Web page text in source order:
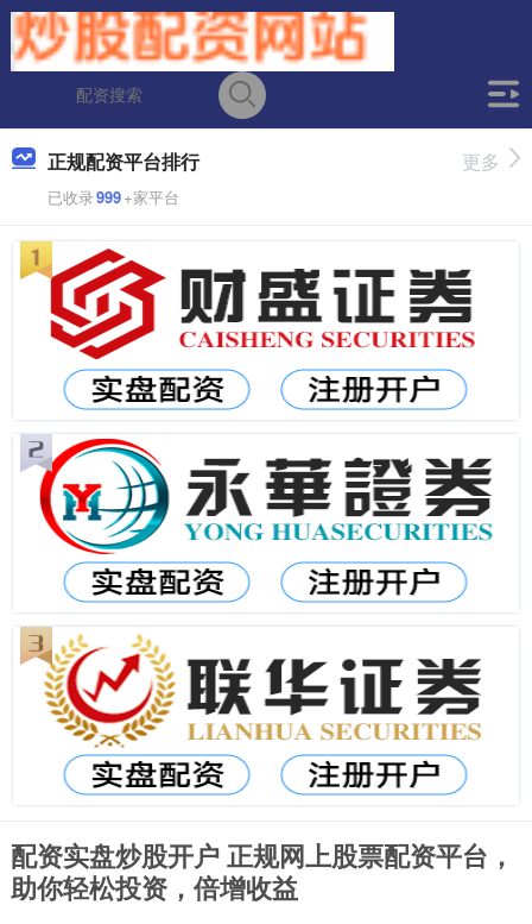
正规配资平台排行
已收录999+家平台
更多
配资实盘炒股开户 正规网上股票配资平台，
助你轻松投资，倍增收益